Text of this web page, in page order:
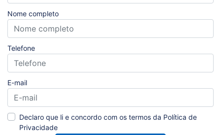
Nome completo
Telefone
E-mail
Declaro que li e concordo com os termos da Política de
Privacidade